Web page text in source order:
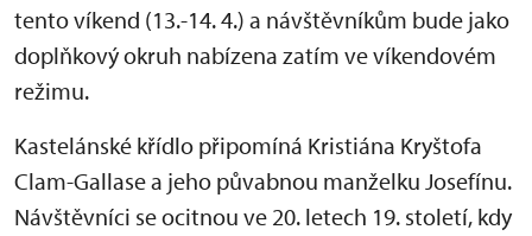
tento víkend (13.-14. 4.) a návštěvníkům bude jako
doplňkový okruh nabízena zatím ve víkendovém
režimu.
Kastelánské křídlo připomíná Kristiána Kryštofa
Clam-Gallase a jeho půvabnou manželku Josefínu.
Návštěvníci se ocitnou ve 20. letech 19. století, kdy